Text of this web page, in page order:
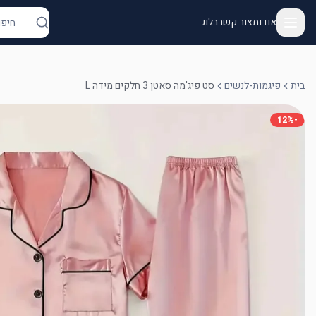
אודותצור קשרבלוג
בית פיגמות-לנשים סט פיג'מה סאטן 3 חלקים מידה L
-
12%